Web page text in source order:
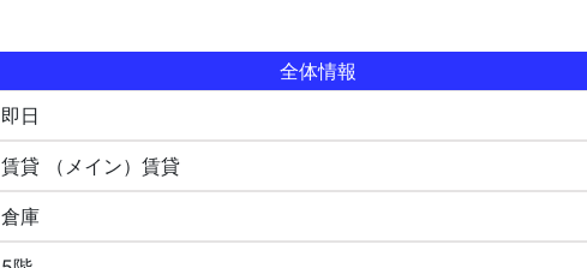
全体情報
即日
賃貸 （メイン）賃貸
倉庫